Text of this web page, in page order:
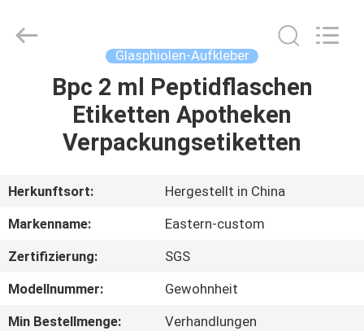
HAUS
PRODUKTE
ÜBER
UNS
FABRIK-
AUSFLUG
Glasphiolen-Aufkleber
Bpc 2 ml Peptidflaschen
Etiketten Apotheken
Verpackungsetiketten
Herkunftsort:
Hergestellt in China
Markenname:
Eastern-custom
Zertifizierung:
SGS
Modellnummer:
Gewohnheit
Min Bestellmenge:
Verhandlungen